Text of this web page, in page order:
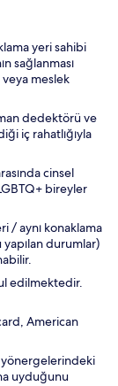
yeri sahibi
sağlanması
meslek
dedektörü ve
iç rahatlığıyla
cinsel
bireyler
/ aynı konaklama
durumlar)
edilmektedir.
American
yönergelerindeki
uyduğunu